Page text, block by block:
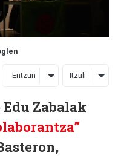
Entzun Itzuli
Zabalak